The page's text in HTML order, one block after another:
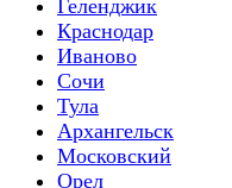
Геленджик
Краснодар
Иваново
Сочи
Тула
Архангельск
Московский
Орел